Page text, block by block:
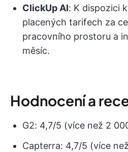
ClickUp AI: K dispozici
placených tarifech za
pracovního prostoru a
měsíc.
Hodnocení a
G2: 4,7/5 (více než 2
Capterra: 4,7/5 (více